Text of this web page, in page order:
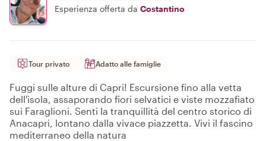
Esperienza offerta da Costantino
Tour privato Adatto alle famiglie
Fuggi sulle alture di Capri! Escursione fino alla vetta
dell'isola, assaporando fiori selvatici e viste mozzafiato
sui Faraglioni. Senti la tranquillità del centro storico di
Anacapri, lontano dalla vivace piazzetta. Vivi il fascino
mediterraneo della natura